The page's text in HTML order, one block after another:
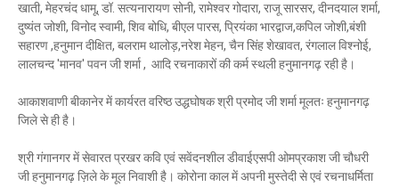
खाती, मेहरचंद धामू, डॉ. सत्यनारायण सोनी, रामेश्वर गोदारा, राजू सारसर, दीनदयाल शर्मा,
दुष्यंत जोशी, विनोद स्वामी, शिव बोधि, बीएल पारस, प्रियंका भारद्वाज,कपिल जोशी,बंशी
सहारण ,हनुमान दीक्षित, बलराम थालोड़,नरेश मेहन, चैन सिंह शेखावत, रंगलाल विश्नोई,
लालचन्द 'मानव' पवन जी शर्मा , आदि रचनाकारों की कर्म स्थली हनुमानगढ़ रही है।
आकाशवाणी बीकानेर में कार्यरत वरिष्ठ उद्धघोषक श्री प्रमोद जी शर्मा मूलतः हनुमानगढ़
जिले से ही है।
श्री गंगानगर में सेवारत प्रखर कवि एवं सवेंदनशील डीवाईएसपी ओमप्रकाश जी चौधरी
जी हनुमानगढ़ ज़िले के मूल निवाशी है। कोरोना काल में अपनी मुस्तेदी से एवं रचनाधर्मिता